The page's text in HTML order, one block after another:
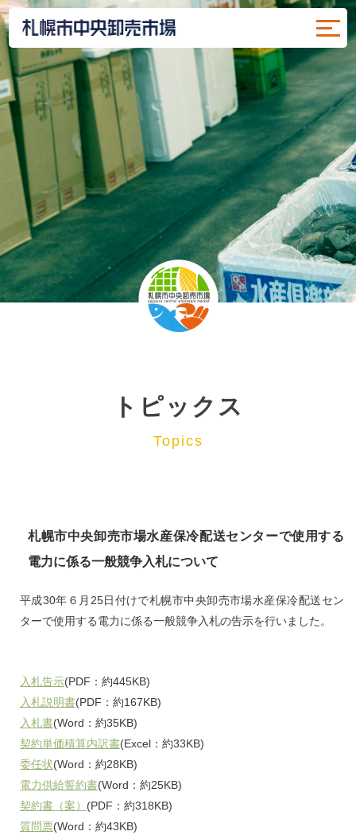
トピックス
Topics
札幌市中央卸売市場水産保冷配送センターで使用する
電力に係る一般競争入札について
平成30年６月25日付けで札幌市中央卸売市場水産保冷配送セン
ターで使用する電力に係る一般競争入札の告示を行いました。
入札告示(PDF：約445KB)
入札説明書(PDF：約167KB)
入札書(Word：約35KB)
契約単価積算内訳書(Excel：約33KB)
委任状(Word：約28KB)
電力供給誓約書(Word：約25KB)
契約書（案） (PDF：約318KB)
質問票(Word：約43KB)